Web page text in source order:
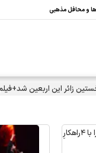
و محافل مذهبی
زائر این اربعین
چله زیارت عاشورا با ۴راهکارِ